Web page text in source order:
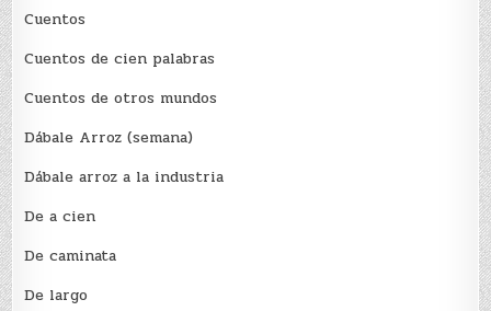
Cuentos
Cuentos de cien palabras
Cuentos de otros mundos
Dábale Arroz (semana)
Dábale arroz a la industria
De a cien
De caminata
De largo